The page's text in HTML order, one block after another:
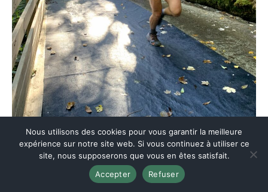
Nous utilisons des cookies pour vous garantir la meilleure
expérience sur notre site web. Si vous continuez à utiliser ce
site, nous supposerons que vous en êtes satisfait.
Accepter
Refuser